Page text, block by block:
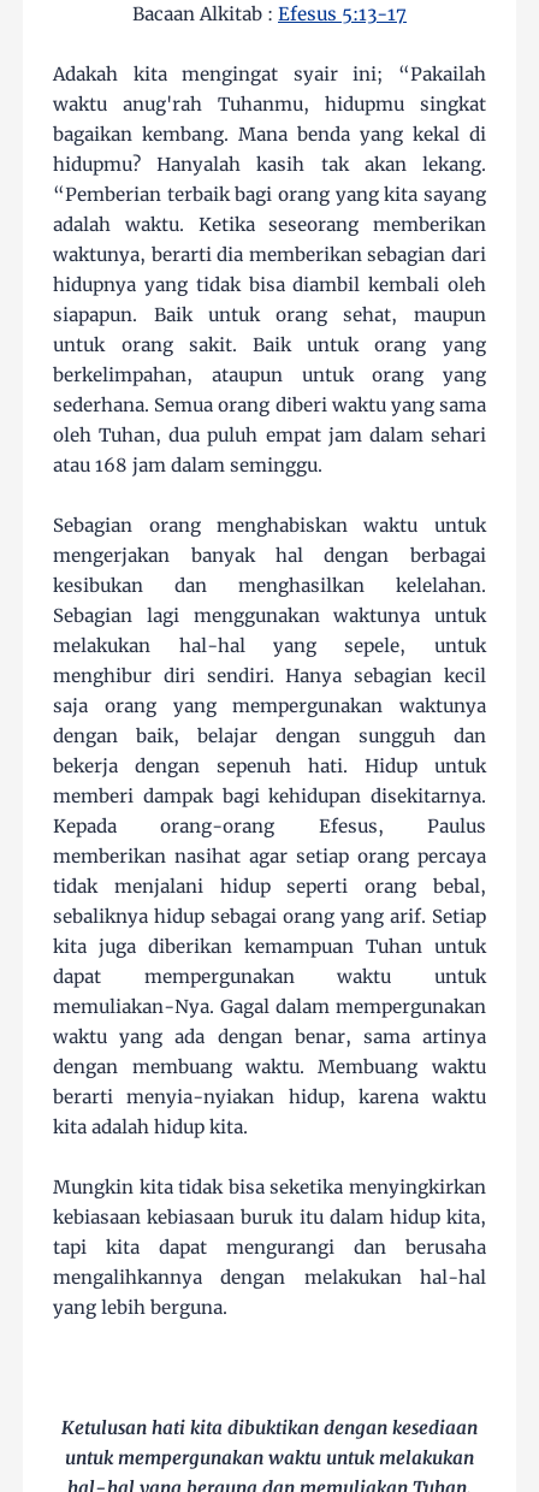
Bacaan Alkitab : Efesus 5:13-17
Adakah kita mengingat syair ini; “Pakailah
waktu anug'rah Tuhanmu, hidupmu singkat
bagaikan kembang. Mana benda yang kekal di
hidupmu? Hanyalah kasih tak akan lekang.
“Pemberian terbaik bagi orang yang kita sayang
adalah waktu. Ketika seseorang memberikan
waktunya, berarti dia memberikan sebagian dari
hidupnya yang tidak bisa diambil kembali oleh
siapapun. Baik untuk orang sehat, maupun
untuk orang sakit. Baik untuk orang yang
berkelimpahan, ataupun untuk orang yang
sederhana. Semua orang diberi waktu yang sama
oleh Tuhan, dua puluh empat jam dalam sehari
atau 168 jam dalam seminggu.
Sebagian orang menghabiskan waktu untuk
mengerjakan banyak hal dengan berbagai
kesibukan dan menghasilkan kelelahan.
Sebagian lagi menggunakan waktunya untuk
melakukan hal-hal yang sepele, untuk
menghibur diri sendiri. Hanya sebagian kecil
saja orang yang mempergunakan waktunya
dengan baik, belajar dengan sungguh dan
bekerja dengan sepenuh hati. Hidup untuk
memberi dampak bagi kehidupan disekitarnya.
Kepada orang-orang Efesus, Paulus
memberikan nasihat agar setiap orang percaya
tidak menjalani hidup seperti orang bebal,
sebaliknya hidup sebagai orang yang arif. Setiap
kita juga diberikan kemampuan Tuhan untuk
dapat mempergunakan waktu untuk
memuliakan-Nya. Gagal dalam mempergunakan
waktu yang ada dengan benar, sama artinya
dengan membuang waktu. Membuang waktu
berarti menyia-nyiakan hidup, karena waktu
kita adalah hidup kita.
Mungkin kita tidak bisa seketika menyingkirkan
kebiasaan kebiasaan buruk itu dalam hidup kita,
tapi kita dapat mengurangi dan berusaha
mengalihkannya dengan melakukan hal-hal
yang lebih berguna.
Ketulusan hati kita dibuktikan dengan kesediaan
untuk mempergunakan waktu untuk melakukan